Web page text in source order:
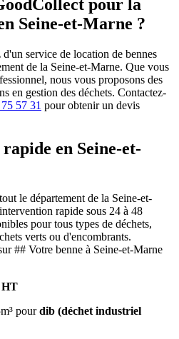
pour la
Seine-et-Marne ?
service de location de bennes
de la Seine-et-Marne. Que vous
nous vous proposons des
en gestion des déchets. Contactez-
57 31 pour obtenir un devis
en Seine-et-
le département de la Seine-et-
rapide sous 24 à 48
pour tous types de déchets,
verts ou d'encombrants.
## Votre benne à Seine-et-Marne
HT
pourdib (déchet industriel